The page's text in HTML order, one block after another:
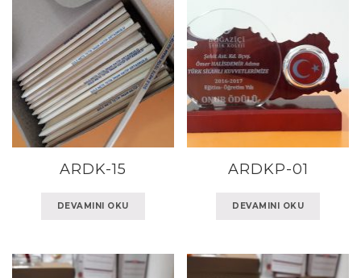
ARDK-15
DEVAMINI OKU
ARDKP-01
DEVAMINI OKU